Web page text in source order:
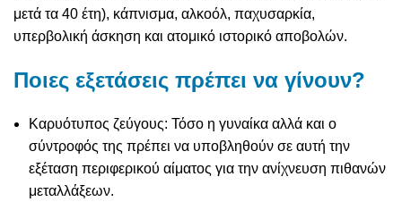
μετά τα 40 έτη), κάπνισμα, αλκοόλ, παχυσαρκία,
υπερβολική άσκηση και ατομικό ιστορικό αποβολών.
Ποιες εξετάσεις πρέπει να γίνουν?
Καρυότυπος ζεύγους: Τόσο η γυναίκα αλλά και ο
σύντροφός της πρέπει να υποβληθούν σε αυτή την
εξέταση περιφερικού αίματος για την ανίχνευση πιθανών
μεταλλάξεων.